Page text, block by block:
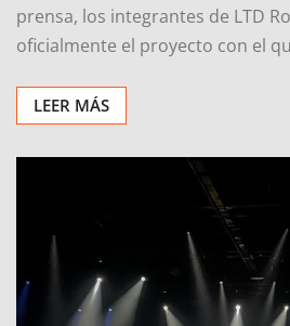
prensa, los integrantes de LTD
oficialmente el proyecto con el
LEER MÁS